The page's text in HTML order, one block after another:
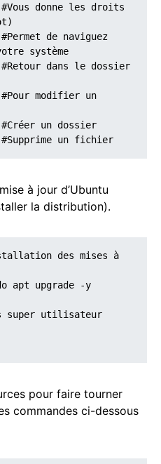
donne les droits
de naviguez
système
dans le dossier
modifier un
un dossier
un fichier
à jour d’Ubuntu
la distribution).
des mises à
apt upgrade -y
super utilisateur
pour faire tourner
commandes ci-dessous